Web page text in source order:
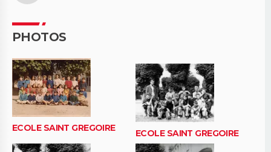
PHOTOS
ECOLE SAINT GREGOIRE ECOLE SAINT GREGOIRE